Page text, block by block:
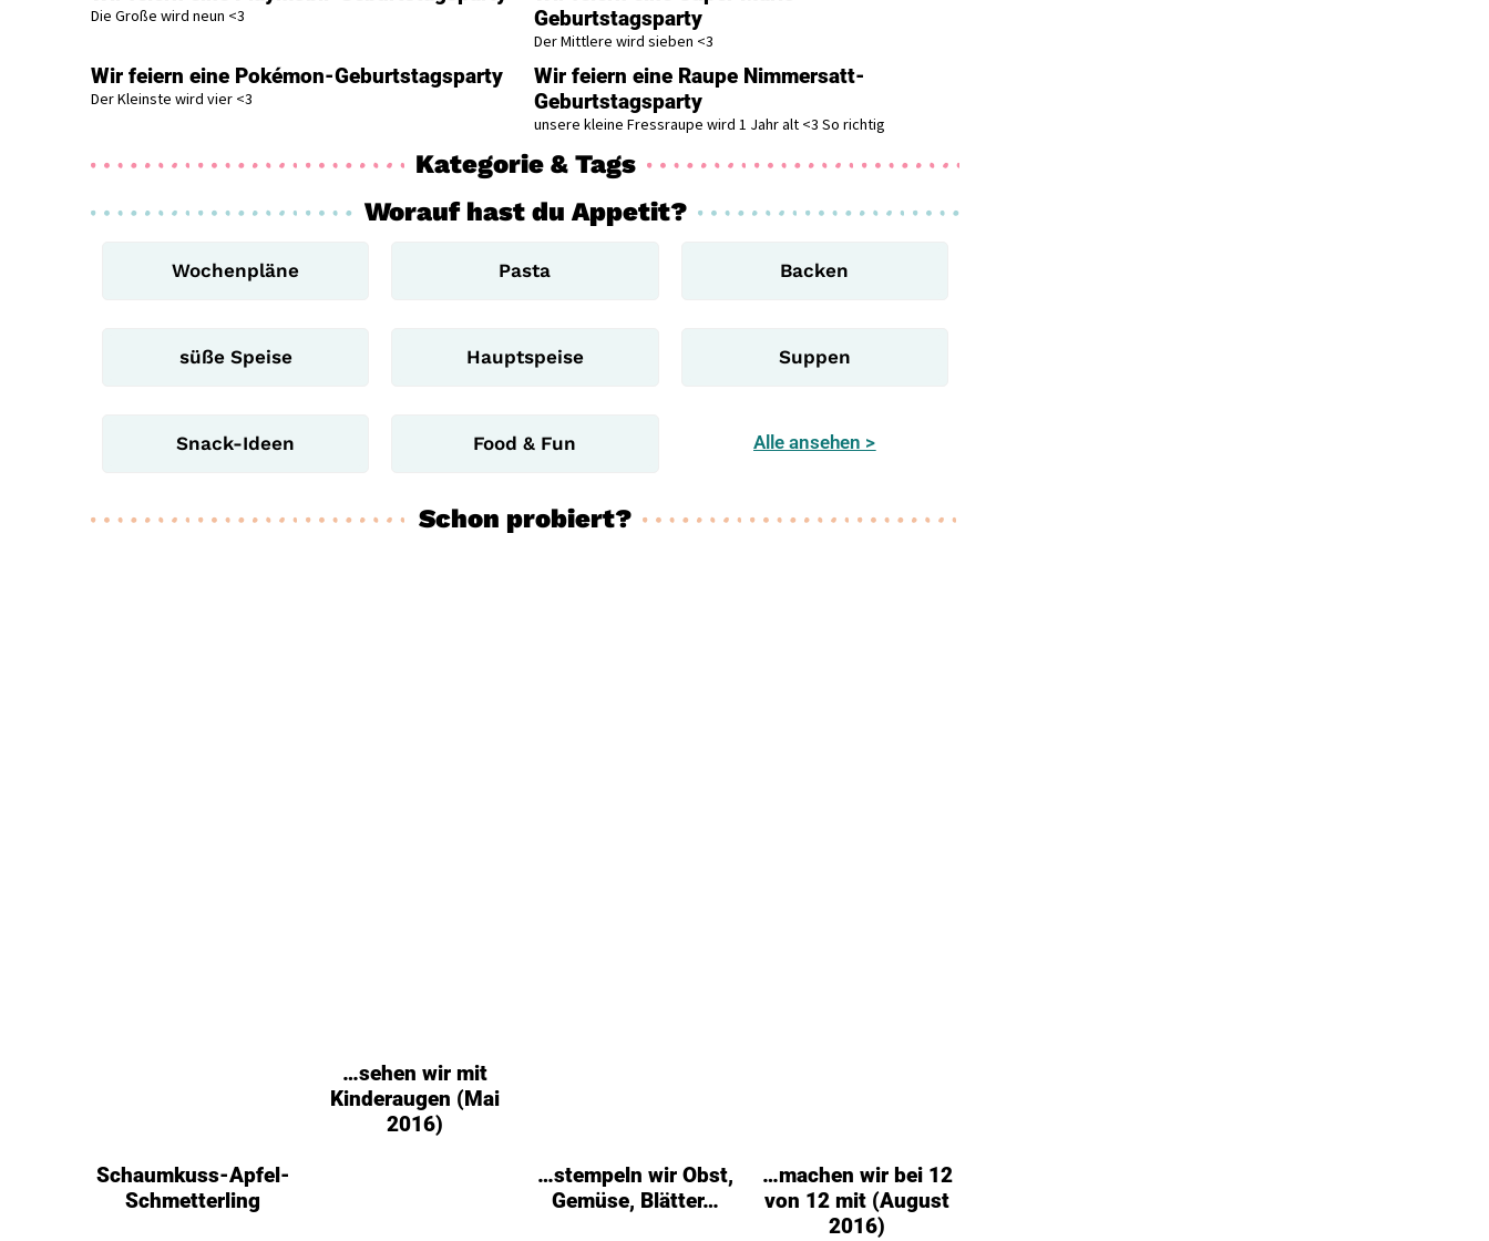
Die Große wird neun <3
Geburtstagsparty
Der Mittlere wird sieben <3
Wir feiern eine Pokémon-Geburtstagsparty
Der Kleinste wird vier <3
Wir feiern eine Raupe Nimmersatt-
Geburtstagsparty
unsere kleine Fressraupe wird 1 Jahr alt <3 So richtig
Kategorie & Tags
Worauf hast du Appetit?
Wochenpläne Pasta Backen
süße Speise Hauptspeise Suppen
Snack-Ideen Food & Fun Alle ansehen >
Schon probiert?
Schaumkuss-Apfel-
Schmetterling
…sehen wir mit
Kinderaugen (Mai
2016)
…stempeln wir Obst,
Gemüse, Blätter…
…machen wir bei 12
von 12 mit (August
2016)